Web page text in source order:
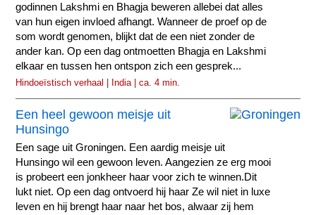
godinnen Lakshmi en Bhagja beweren allebei dat alles
van hun eigen invloed afhangt. Wanneer de proef op de
som wordt genomen, blijkt dat de een niet zonder de
ander kan. Op een dag ontmoetten Bhagja en Lakshmi
elkaar en tussen hen ontspon zich een gesprek...
Hindoeïstisch verhaal | India | ca. 4 min.
Een heel gewoon meisje uit
Hunsingo
Een sage uit Groningen. Een aardig meisje uit
Hunsingo wil een gewoon leven. Aangezien ze erg mooi
is probeert een jonkheer haar voor zich te winnen.Dit
lukt niet. Op een dag ontvoerd hij haar Ze wil niet in luxe
leven en hij brengt haar naar het bos, alwaar zij hem